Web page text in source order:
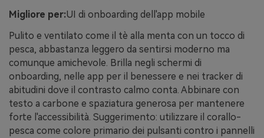
Migliore per:UI di onboarding dell'app mobile
Pulito e ventilato come il tè alla menta con un tocco di
pesca, abbastanza leggero da sentirsi moderno ma
comunque amichevole. Brilla negli schermi di
onboarding, nelle app per il benessere e nei tracker di
abitudini dove il contrasto calmo conta. Abbinare con
testo a carbone e spaziatura generosa per mantenere
forte l'accessibilità. Suggerimento: utilizzare il corallo-
pesca come colore primario dei pulsanti contro i pannelli